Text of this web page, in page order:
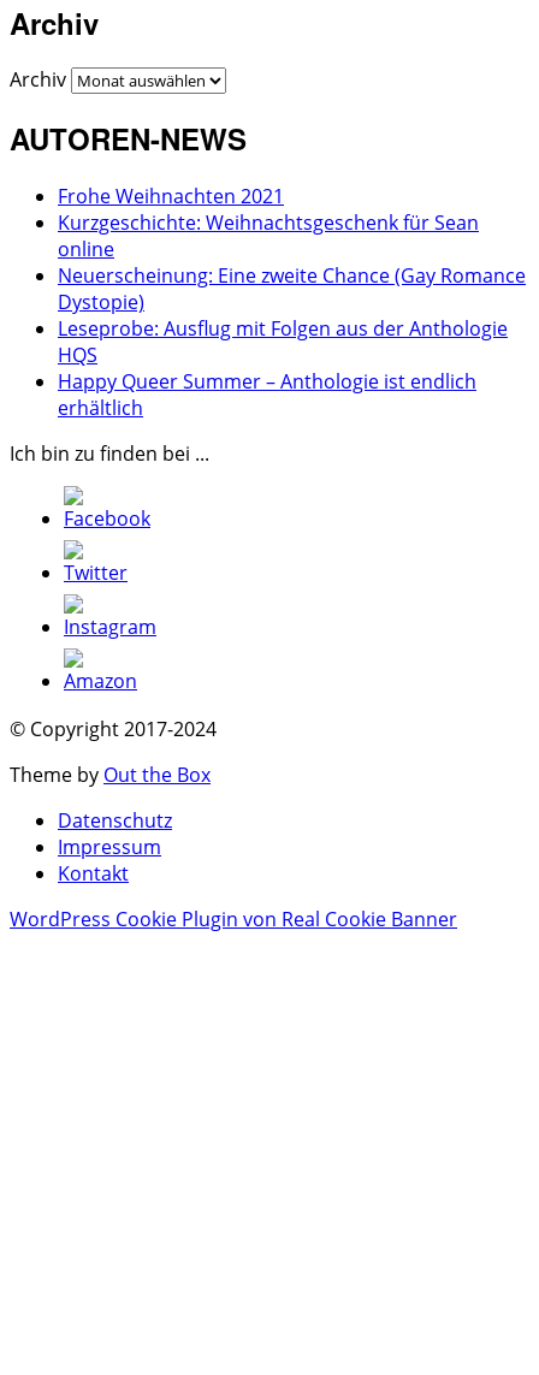
Archiv
Archiv
AUTOREN-NEWS
Frohe Weihnachten 2021
Kurzgeschichte: Weihnachtsgeschenk für Sean
online
Neuerscheinung: Eine zweite Chance (Gay Romance
Dystopie)
Leseprobe: Ausflug mit Folgen aus der Anthologie
HQS
Happy Queer Summer – Anthologie ist endlich
erhältlich
Ich bin zu finden bei ...
© Copyright 2017-2024
Theme by Out the Box
Datenschutz
Impressum
Kontakt
WordPress Cookie Plugin von Real Cookie Banner